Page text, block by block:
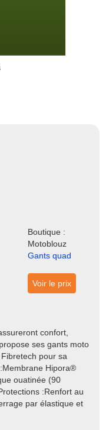
Boutique :
Motoblouz
Gants quad
Voir le prix
confort,
ses gants moto
pour sa
Hipora®
ouatinée (90
:Renfort au
par élastique et